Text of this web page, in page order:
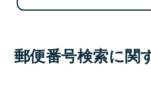
郵便番号検索に関